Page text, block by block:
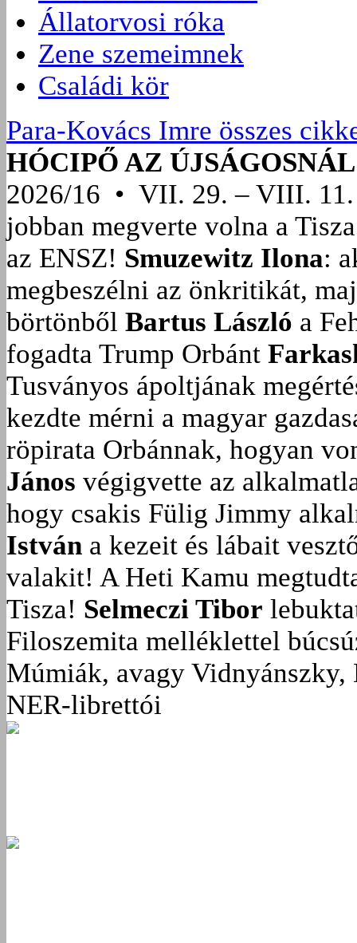
Állatorvosi róka
Zene szemeimnek
Családi kör
Para-Kovács Imre összes
HÓCIPŐ AZ ÚJSÁGOSNÁL
2026/16 • VII. 29. – VIII. 11.
jobban megverte volna a
az ENSZ! Smuzewitz Ilona:
megbeszélni az önkritikát,
börtönből Bartus László a
fogadta Trump Orbánt
Tusványos ápoltjának
kezdte mérni a magyar
röpirata Orbánnak, hogyan
János végigvette az
hogy csakis Fülig Jimmy
István a kezeit és lábait
valakit! A Heti Kamu
Tisza! Selmeczi Tibor
Filoszemita melléklettel
Múmiák, avagy Vidnyánszky,
NER-librettói